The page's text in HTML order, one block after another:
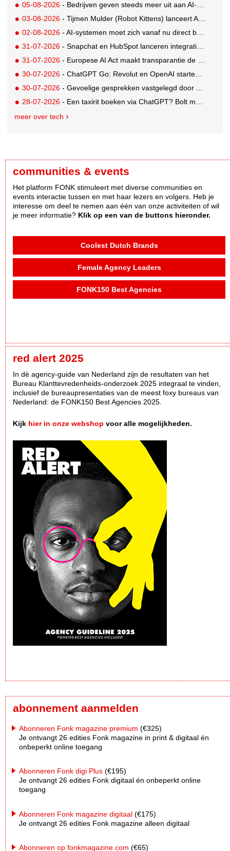
05-08-2026 - Bedrijven geven steeds meer uit aan AI-native tools: Anthropic grootste stijger, OpenAI koploper
03-08-2026 - Tijmen Mulder (Robot Kittens) lanceert AI-assisted softwarebedrijf aiaicaptain
02-08-2026 - AI-systemen moet zich vanaf nu direct bekendmaken
31-07-2026 - Snapchat en HubSpot lanceren integratie voor soepelere leadconversie
31-07-2026 - Europese AI Act maakt transparantie de nieuwe standaard voor AI
30-07-2026 - ChatGPT Go: Revolut en OpenAI starten internationale samenwerking
30-07-2026 - Gevoelige gesprekken vastgelegd door AI: Kind & meer, Zij aan Zij en Aventurijn kiezen voor Notizy
28-07-2026 - Een taxirit boeken via ChatGPT? Bolt maakt het mogelijk
meer over tech
communities & events
Het platform FONK stimuleert met diverse communities en
events interactie tussen en met haar lezers en volgers. Heb je
interesse om deel te nemen aan één van onze activiteiten of wil
je meer informatie? Klik op een van de buttons hieronder.
Coolest Dutch Brands
Female Agency Leaders
FONK150 Best Agencies
red alert 2025
In dè agency-guide van Nederland zijn de resultaten van het
Bureau Klanttevredenheids-onderzoek 2025 integraal te vinden,
inclusief de bureaupresentaties van de meest foxy bureaus van
Nederland: de FONK150 Best Agencies 2025.
Kijk hier in onze webshop voor alle mogelijkheden.
abonnement aanmelden
Abonneren Fonk magazine premium (€325)
Je ontvangt 26 edities Fonk magazine in print & digitaal én
onbeperkt online toegang
Abonneren Fonk digi Plus (€195)
Je ontvangt 26 edities Fonk digitaal én onbeperkt online
toegang
Abonneren Fonk magazine digitaal (€175)
Je ontvangt 26 edities Fonk magazine alleen digitaal
Abonneren op fonkmagazine.com (€65)